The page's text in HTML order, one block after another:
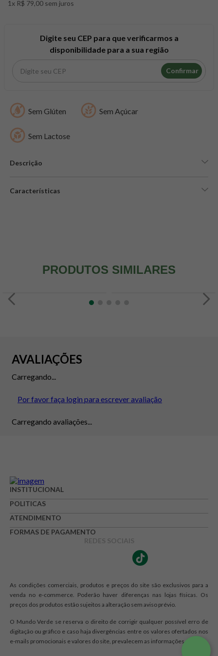
1x R$ 79,00 sem juros
Digite seu CEP para que verificarmos a
disponibilidade para a sua região
Confirmar
Sem Glúten Sem Açúcar
Sem Lactose
Descrição
Características
PRODUTOS SIMILARES
AVALIAÇÕES
Carregando...
Por favor faça login para escrever avaliação
Carregando avaliações...
INSTITUCIONAL
POLITICAS
ATENDIMENTO
FORMAS DE PAGAMENTO
REDES SOCIAIS
As condições comerciais, produtos e preços do site são exclusivos para a
venda no e-commerce. Poderão haver diferenças nas lojas físicas. Os
preços dos produtos estão sujeitos a alteração sem aviso prévio.
O Mundo Verde se reserva o direito de corrigir qualquer possível erro de
digitação ou gráfico e caso haja divergências entre os valores ofertados nos
e-mails promocionais e valores do site, prevalecem as informações do site.
8º maca peruana
creatina mundo verde